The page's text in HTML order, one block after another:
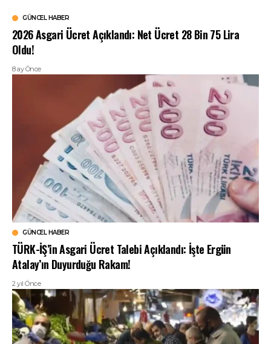
GÜNCEL HABER
2026 Asgari Ücret Açıklandı: Net Ücret 28 Bin 75 Lira
Oldu!
8 ay Önce
GÜNCEL HABER
TÜRK-İŞ’in Asgari Ücret Talebi Açıklandı: İşte Ergün
Atalay’ın Duyurduğu Rakam!
2 yıl Önce